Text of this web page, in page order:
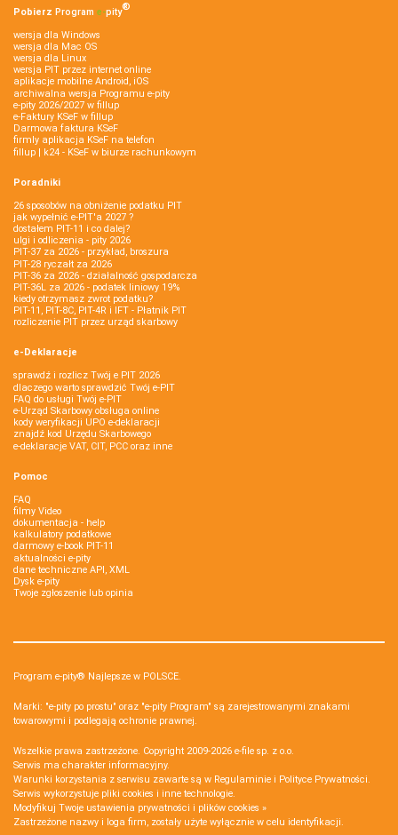
Pobierz Program e‑pity®
wersja dla Windows
wersja dla Mac OS
wersja dla Linux
wersja PIT przez internet online
aplikacje mobilne Android, iOS
archiwalna wersja Programu e-pity
e-pity 2026/2027 w fillup
e‑Faktury KSeF w fillup
Darmowa faktura KSeF
firmly aplikacja KSeF na telefon
fillup | k24 - KSeF w biurze rachunkowym
Poradniki
26 sposobów na obniżenie podatku PIT
jak wypełnić e-PIT'a 2027 ?
dostałem PIT-11 i co dalej?
ulgi i odliczenia - pity 2026
PIT-37 za 2026 - przykład, broszura
PIT-28 ryczałt za 2026
PIT-36 za 2026 - działalność gospodarcza
PIT-36L za 2026 - podatek liniowy 19%
kiedy otrzymasz zwrot podatku?
PIT-11, PIT-8C, PIT-4R i IFT - Płatnik PIT
rozliczenie PIT przez urząd skarbowy
e-Deklaracje
sprawdź i rozlicz Twój e PIT 2026
dlaczego warto sprawdzić Twój e-PIT
FAQ do usługi Twój e-PIT
e-Urząd Skarbowy obsługa online
kody weryfikacji UPO e-deklaracji
znajdź kod Urzędu Skarbowego
e-deklaracje VAT, CIT, PCC oraz inne
Pomoc
FAQ
filmy Video
dokumentacja - help
kalkulatory podatkowe
darmowy e-book PIT-11
aktualności e-pity
dane techniczne API, XML
Dysk e-pity
Twoje zgłoszenie lub opinia
Program e-pity® Najlepsze w POLSCE.
Marki: "e-pity po prostu" oraz "e-pity Program" są zarejestrowanymi znakami
towarowymi i podlegają ochronie prawnej.
Wszelkie prawa zastrzeżone. Copyright 2009-2026 e-file sp. z o.o.
Serwis ma charakter informacyjny.
Warunki korzystania z serwisu zawarte są w Regulaminie i Polityce Prywatności.
Serwis wykorzystuje pliki cookies i inne technologie.
Modyfikuj Twoje ustawienia prywatności i plików cookies »
Zastrzeżone nazwy i loga firm, zostały użyte wyłącznie w celu identyfikacji.